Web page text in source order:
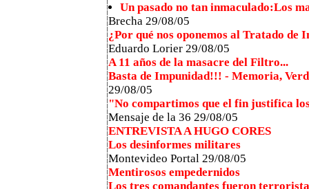
Un pasado no tan inmaculado:Los
Brecha 29/08/05
¿Por qué nos oponemos al Tratado de
Eduardo Lorier 29/08/05
A 11 años de la masacre del Filtro...
Basta de Impunidad!!! - Memoria,
29/08/05
"No compartimos que el fin justifica
Mensaje de la 36 29/08/05
ENTREVISTA A HUGO CORES
Los desinformes militares
Montevideo Portal 29/08/05
Mentirosos empedernidos
Los tres comandantes fueron